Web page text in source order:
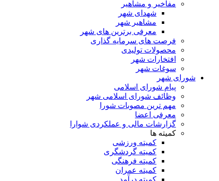
مفاخیر و مشاهیر
شهدای شهر
مشاهیر شهر
معرفی برترین های شهر
فرصت های سرمایه گذاری
محصولات تولیدی
افتخارات شهر
سوغات شهر
شورای شهر
پیام شورای اسلامی
وظائف شورای اسلامی شهر
مهم ترین مصوبات شورا
معرفی اعضا
گزارشات مالی و عملکردی شوارا
کمیته ها
کمیته ورزشی
کمیته گردشگری
کمیته فرهنگی
کمیته عمران